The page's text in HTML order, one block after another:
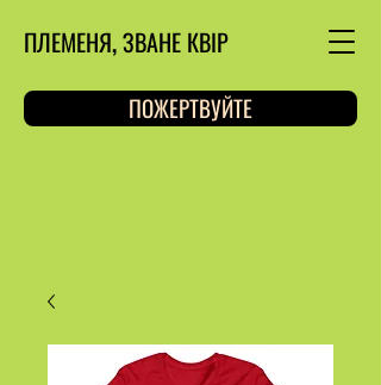
ПЛЕМЕНЯ, ЗВАНЕ КВІР
ПОЖЕРТВУЙТЕ